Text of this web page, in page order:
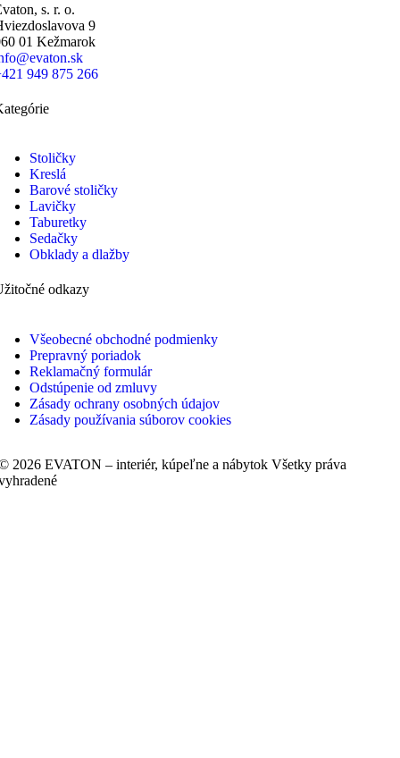
s. r. o.
9
01 Kežmarok
949 875 266
Stoličky
Kreslá
Barové stoličky
Lavičky
Taburetky
Sedačky
Obklady a dlažby
odkazy
Všeobecné obchodné podmienky
Prepravný poriadok
Reklamačný formulár
Odstúpenie od zmluvy
Zásady ochrany osobných údajov
Zásady používania súborov cookies
2026 EVATON – interiér, kúpeľne a nábytok Všetky práva